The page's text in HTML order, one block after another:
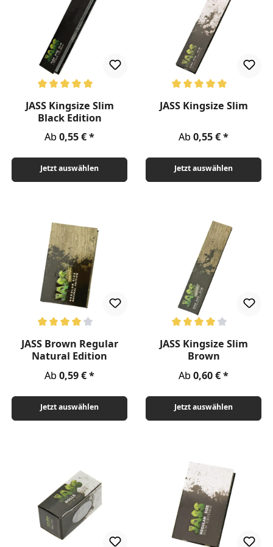
JASS Kingsize Slim
Black Edition
Regulärer Preis:
Ab 0,55 €
Jetzt auswählen
JASS Kingsize Slim
Regulärer Preis:
Ab 0,55 €
Jetzt auswählen
JASS Brown Regular
Natural Edition
Regulärer Preis:
Ab 0,59 €
Jetzt auswählen
JASS Kingsize Slim
Brown
Regulärer Preis:
Ab 0,60 €
Jetzt auswählen